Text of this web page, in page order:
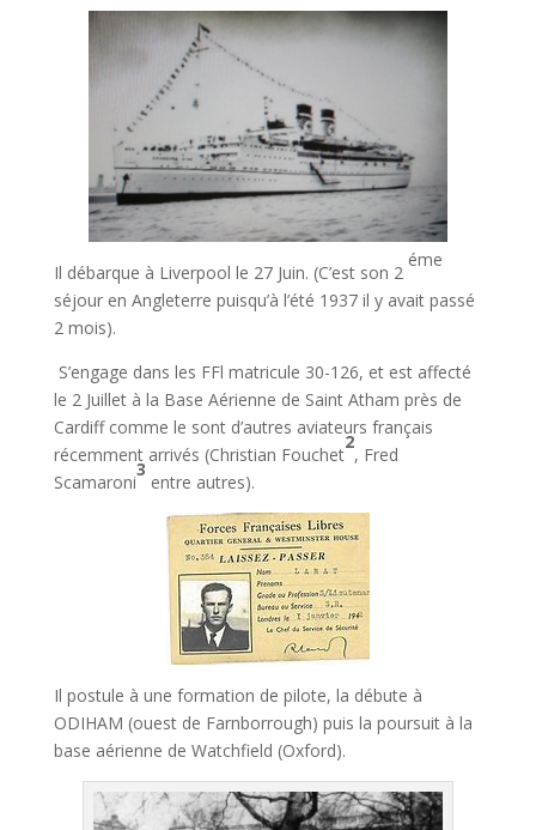
Il débarque à Liverpool le 27 Juin. (C’est son 2
éme
séjour en Angleterre puisqu’à l’été 1937 il y avait passé
2 mois).
S’engage dans les FFl matricule 30-126, et est affecté
le 2 Juillet à la Base Aérienne de Saint Atham près de
Cardiff comme le sont d’autres aviateurs français
récemment arrivés (Christian Fouchet
2
, Fred
Scamaroni
3
entre autres).
Il postule à une formation de pilote, la débute à
ODIHAM (ouest de Farnborrough) puis la poursuit à la
base aérienne de Watchfield (Oxford).